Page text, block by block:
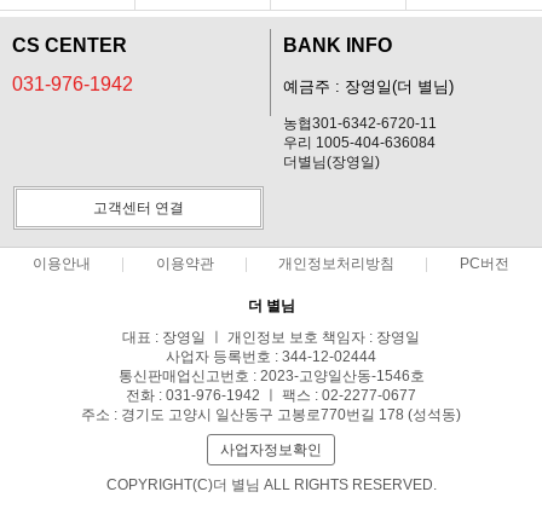
CS CENTER
031-976-1942
BANK INFO
예금주 : 장영일(더 별님)
농협301-6342-6720-11
우리 1005-404-636084
더별님(장영일)
고객센터 연결
이용안내 이용약관 개인정보처리방침 PC버전
더 별님
대표 : 장영일 ㅣ 개인정보 보호 책임자 : 장영일
사업자 등록번호 : 344-12-02444
통신판매업신고번호 : 2023-고양일산동-1546호
전화 : 031-976-1942 ㅣ 팩스 : 02-2277-0677
주소 : 경기도 고양시 일산동구 고봉로770번길 178 (성석동)
사업자정보확인
COPYRIGHT(C)더 별님 ALL RIGHTS RESERVED.